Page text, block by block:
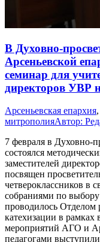
В Духовно-
Арсеньевской
семинар для
директоров УВР
Арсеньевская епархия,
митрополияАвтор:
7 февраля в Духовно-
состоялся
заместителей
посвящен
четвероклассников в
собраниями по
проводилось Отделом
катехизации в рамках
мероприятий АГО и
педагогами